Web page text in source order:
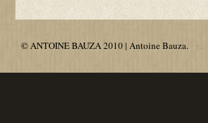
© ANTOINE BAUZA 2010 | Antoine Bauza.